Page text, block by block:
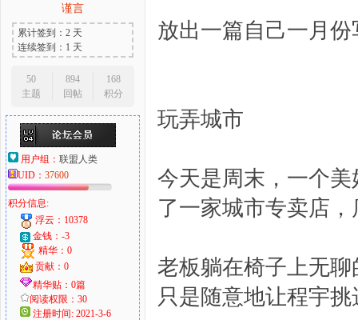
爱
谨言
累计签到：2 天
连续签到：1 天
50
主题
894
回帖
168
积分
用户组： 联盟人类
UID： 37600
积分信息:
浮云：10378
金钱：-3
精华：0
贡献：0
精华贴：0篇
阅读权限：30
注册时间: 2021-3-6
放出一篇自己一月
玩弄城市
今天是周末，一个
了一家城市专卖店
老板躺在椅子上无
只是随意地让程宇